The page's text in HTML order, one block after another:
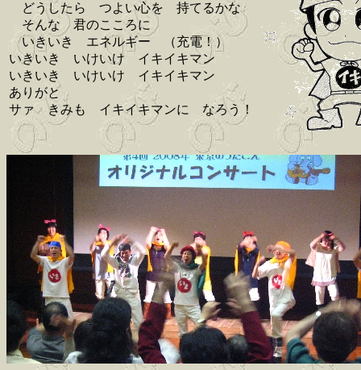
どうしたら つよい心を 持てるかな
そんな 君のこころに
いきいき エネルギー （充電！）
いきいき いけいけ イキイキマン
いきいき いけいけ イキイキマン
ありがと
サァ きみも イキイキマンに なろう！